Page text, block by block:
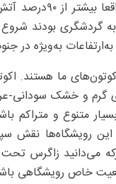
گردشگری بودند
به‌ویژه در
ما هستند.
گرم و خشک سودانی-
اکوتونی بسیار متنوع
رویشگاه‌ها نقش
می‌دانید
خاص رویشگاهی